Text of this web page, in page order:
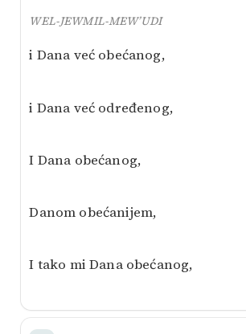
WEL-JEWMIL-MEW’UDI
i Dana već obećanog,
i Dana već određenog,
I Dana obećanog,
Danom obećanijem,
I tako mi Dana obećanog,